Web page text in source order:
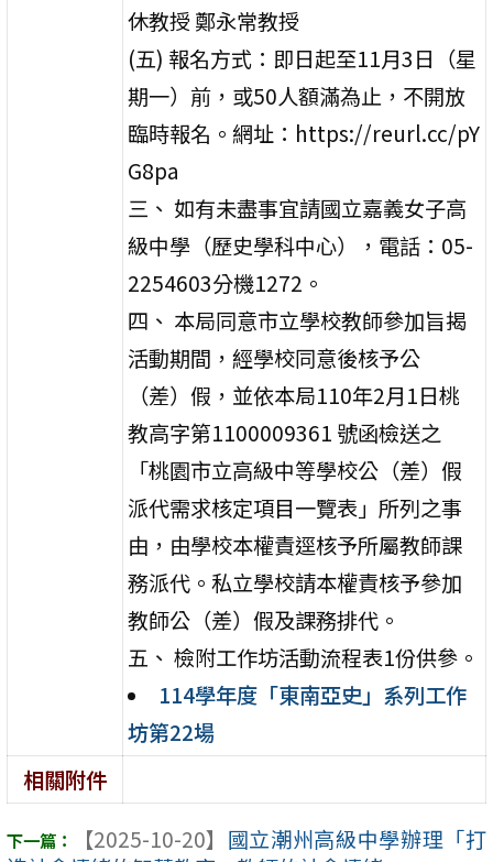
休教授 鄭永常教授
(五) 報名方式：即日起至11月3日（星
期一）前，或50人額滿為止，不開放
臨時報名。網址：https://reurl.cc/pY
G8pa
三、 如有未盡事宜請國立嘉義女子高
級中學（歷史學科中心），電話：05-
2254603分機1272。
四、 本局同意市立學校教師參加旨揭
活動期間，經學校同意後核予公
（差）假，並依本局110年2月1日桃
教高字第1100009361 號函檢送之
「桃園市立高級中等學校公（差）假
派代需求核定項目一覽表」所列之事
由，由學校本權責逕核予所屬教師課
務派代。私立學校請本權責核予參加
教師公（差）假及課務排代。
五、 檢附工作坊活動流程表1份供參。
114學年度「東南亞史」系列工作
坊第22場
相關附件
【2025-10-20】 國立潮州高級中學辦理「打